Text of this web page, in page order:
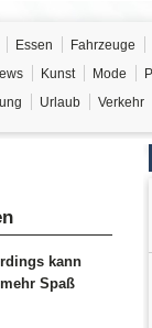
Essen Fahrzeuge
Kunst Mode
Urlaub Verkehr
kann
Spaß